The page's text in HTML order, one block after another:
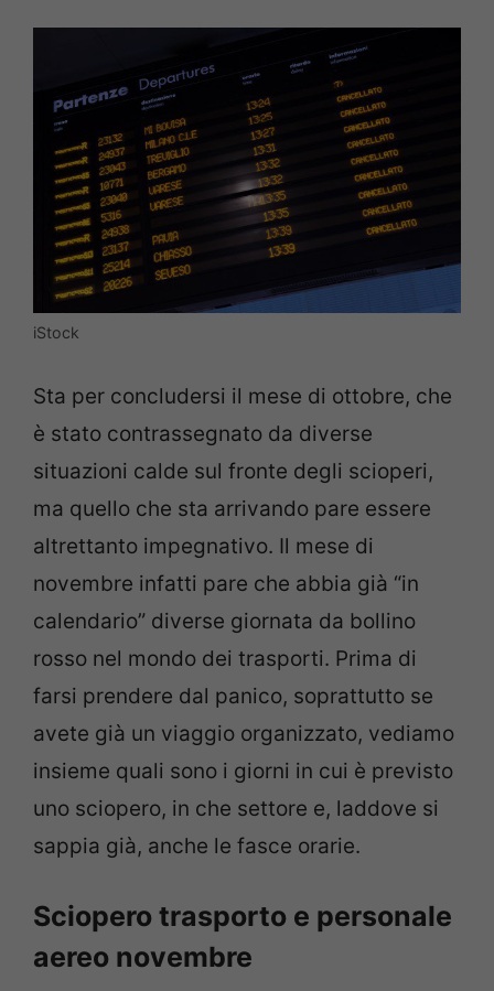
iStock
Sta per concludersi il mese di ottobre, che
è stato contrassegnato da diverse
situazioni calde sul fronte degli scioperi,
ma quello che sta arrivando pare essere
altrettanto impegnativo. Il mese di
novembre infatti pare che abbia già “in
calendario” diverse giornata da bollino
rosso nel mondo dei trasporti. Prima di
farsi prendere dal panico, soprattutto se
avete già un viaggio organizzato, vediamo
insieme quali sono i giorni in cui è previsto
uno sciopero, in che settore e, laddove si
sappia già, anche le fasce orarie.
Sciopero trasporto e personale
aereo novembre